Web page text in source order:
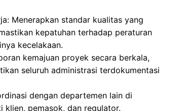
Menerapkan standar kualitas yang
kepatuhan terhadap peraturan
kecelakaan.
kemajuan proyek secara berkala,
seluruh administrasi terdokumentasi
dengan departemen lain di
klien, pemasok, dan regulator.